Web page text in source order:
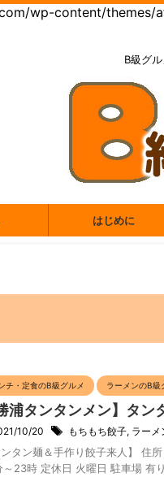
wp-content/themes/
B級グ
はじめに
チ・定食のB級グルメ ラーメンのB級
浦タンタンメン】タ
10/20 もちもち餃子, ラーメ
ンタン麺＆手作り餃子来人】
～23時 定休日 火曜日 駐車場 有